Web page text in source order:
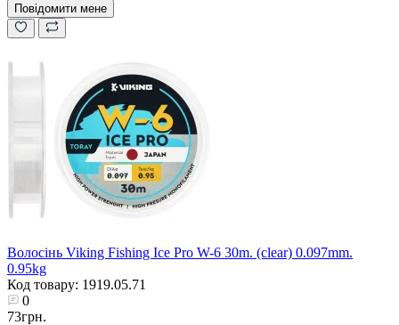
Повідомити мене
Волосінь Viking Fishing Ice Pro W-6 30m. (clear) 0.097mm.
0.95kg
Код товару: 1919.05.71
0
73грн.